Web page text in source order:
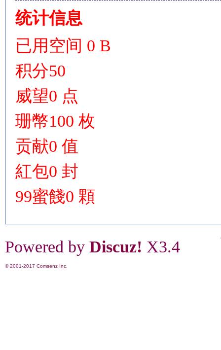
统计信息
已用空间 0 B
积分50
威望0 点
珊幣100 枚
贡献0 值
紅包0 封
99蜜餞0 顆
Powered by Discuz! X3.4
© 2001-2017 Comsenz Inc.